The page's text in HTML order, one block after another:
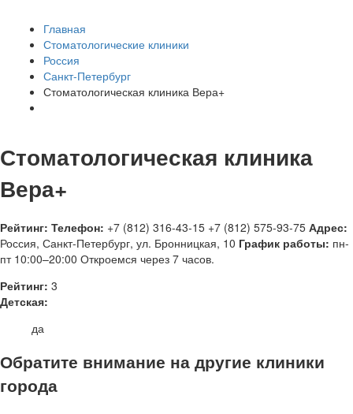
Главная
Стоматологические клиники
Россия
Санкт-Петербург
Стоматологическая клиника Вера+
Стоматологическая клиника
Вера+
Рейтинг: Телефон: +7 (812) 316-43-15 +7 (812) 575-93-75 Адрес:
Россия, Санкт-Петербург, ул. Бронницкая, 10 График работы: пн-
пт 10:00–20:00 Откроемся через 7 часов.
Рейтинг: 3
Детская:
да
Обратите внимание на другие клиники
города